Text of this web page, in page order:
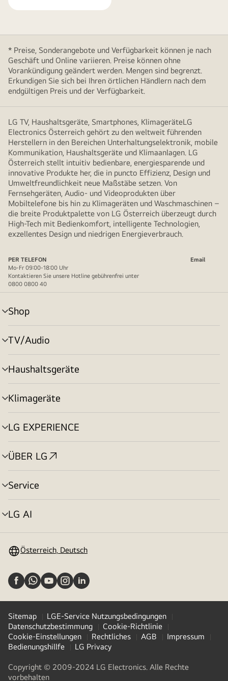
* Preise, Sonderangebote und Verfügbarkeit können je nach
Geschäft und Online variieren. Preise können ohne
Vorankündigung geändert werden. Mengen sind begrenzt.
Erkundigen Sie sich bei Ihren örtlichen Händlern nach dem
endgültigen Preis und der Verfügbarkeit.
LG TV, Haushaltsgeräte, Smartphones, KlimageräteLG
Electronics Österreich gehört zu den weltweit führenden
Herstellern in den Bereichen Unterhaltungselektronik, mobile
Kommunikation, Haushaltsgeräte und Klimaanlagen. LG
Österreich stellt intuitiv bedienbare, energiesparende und
innovative Produkte her, die in puncto Effizienz, Design und
Umweltfreundlichkeit neue Maßstäbe setzen. Von
Fernsehgeräten, Audio- und Videoprodukten über
Mobiltelefone bis hin zu Klimageräten und Waschmaschinen –
die breite Produktpalette von LG Österreich überzeugt durch
High-Tech mit Bedienkomfort, intelligente Technologien,
exzellentes Design und niedrigen Energieverbrauch.
PER TELEFON
Email
Mo-Fr 09:00-18:00 Uhr
Kontaktieren Sie unsere Hotline gebührenfrei unter
0800 0800 40
Shop
Menü
umschalten
TV/Audio
Menü
umschalten
Haushaltsgeräte
Menü
umschalten
Klimageräte
Menü
umschalten
LG EXPERIENCE
Menü
umschalten
ÜBER LG
Menü
umschalten
Service
Menü
umschalten
LG AI
Menü
Österreich, Deutsch
Sitemap
LGE-Service Nutzungsbedingungen
Datenschutzbestimmung
Cookie-Richtlinie
Cookie-Einstellungen
Rechtliches AGB
Impressum
Bedienungshillfe
LG Privacy
Copyright © 2009-2024 LG Electronics. Alle Rechte
vorbehalten